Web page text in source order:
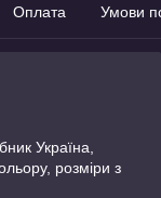
Оплата Умови
Україна,
розміри з